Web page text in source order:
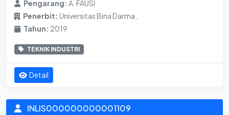
Pengarang: A. FAUSI
Penerbit: Universitas Bina Darma,
Tahun: 2019
TEKNIK INDUSTRI
Detail
INLIS000000000001109